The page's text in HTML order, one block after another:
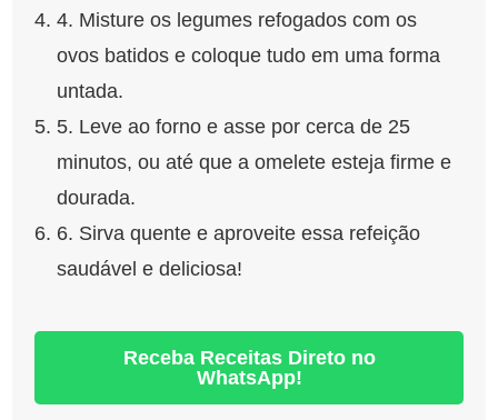
4. Misture os legumes refogados com os
ovos batidos e coloque tudo em uma forma
untada.
5. Leve ao forno e asse por cerca de 25
minutos, ou até que a omelete esteja firme e
dourada.
6. Sirva quente e aproveite essa refeição
saudável e deliciosa!
Receba Receitas Direto no
WhatsApp!